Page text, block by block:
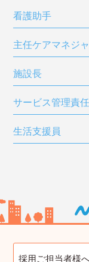
看護助手
主任ケアマネジ
施設長
サービス管理責
生活支援員
採用ご担当者様